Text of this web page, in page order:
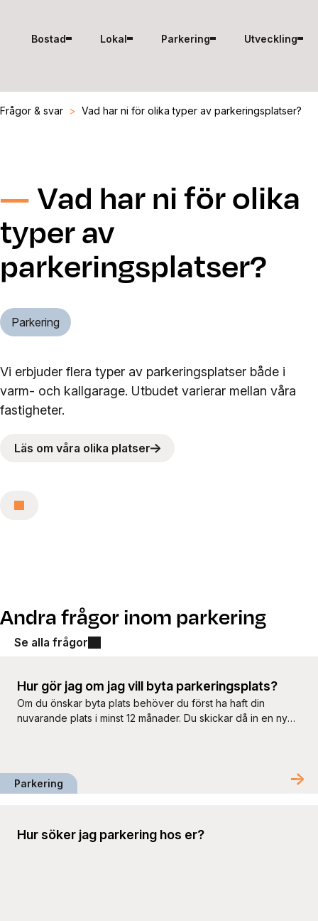
Bostad Lokal Parkering Utveckling
Frågor & svar > Vad har ni för olika typer av parkeringsplatser?
Vad har ni för olika
typer av
parkeringsplatser?
Parkering
Vi erbjuder flera typer av parkeringsplatser både i
varm- och kallgarage. Utbudet varierar mellan våra
fastigheter.
Läs om våra olika platser
Andra frågor inom parkering
Se alla frågor
Parkering
Hur gör jag om jag vill byta parkeringsplats?
Om du önskar byta plats behöver du först ha haft din
nuvarande plats i minst 12 månader. Du skickar då in en ny
För att behålla din plats […]
Hur söker jag parkering hos er?